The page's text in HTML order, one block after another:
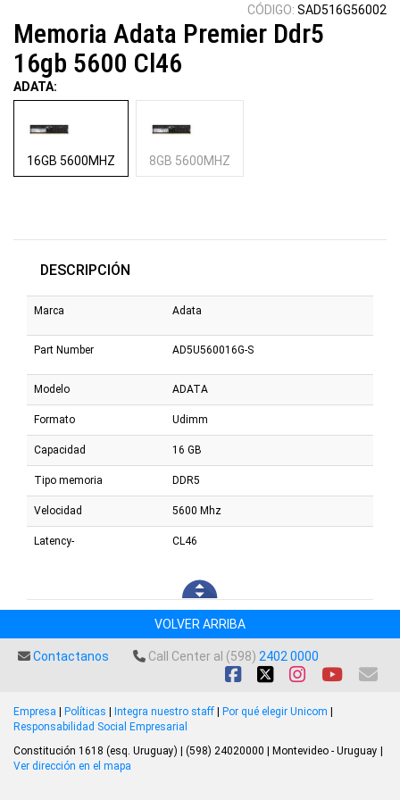
CÓDIGO: SAD516G56002
Memoria Adata Premier Ddr5
16gb 5600 Cl46
ADATA:
16GB 5600MHZ 8GB 5600MHZ
DESCRIPCIÓN
Marca Adata
Part Number AD5U560016G-S
Modelo ADATA
Formato Udimm
Capacidad 16 GB
Tipo memoria DDR5
Velocidad 5600 Mhz
Latency- CL46
VOLVER ARRIBA
Contactanos Call Center al (598) 2402 0000
Empresa Políticas Integra nuestro staff Por qué elegir Unicom
Responsabilidad Social Empresarial
Constitución 1618 (esq. Uruguay) | (598) 24020000 | Montevideo - Uruguay |
Ver dirección en el mapa